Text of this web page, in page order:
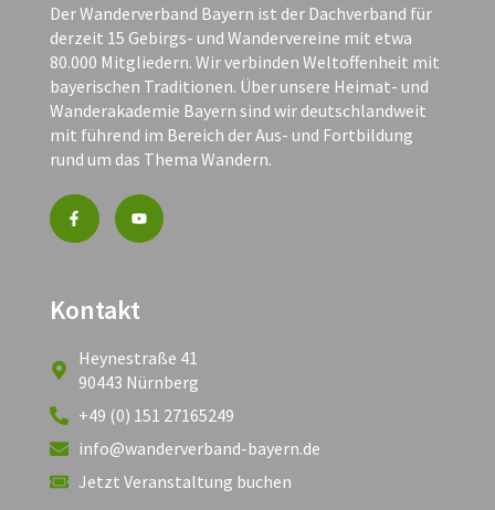
Der Wanderverband Bayern ist der Dachverband für
derzeit 15 Gebirgs- und Wandervereine mit etwa
80.000 Mitgliedern. Wir verbinden Weltoffenheit mit
bayerischen Traditionen. Über unsere Heimat- und
Wanderakademie Bayern sind wir deutschlandweit
mit führend im Bereich der Aus- und Fortbildung
rund um das Thema Wandern.
Kontakt
Heynestraße 41
90443 Nürnberg
+49 (0) 151 27165249
info@wanderverband-bayern.de
Jetzt Veranstaltung buchen